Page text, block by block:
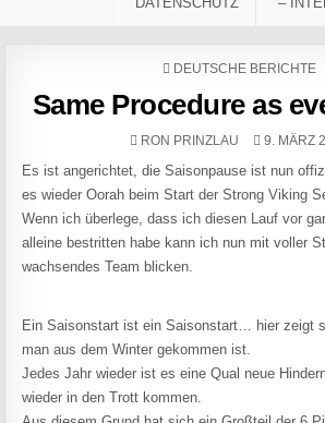
POSTED IN
DEUTSCHE BERICHTE
Same Procedure as
AUTHOR:
RON PRINZLAU 9. MÄRZ
Es ist angerichtet, die Saisonpause ist nun
es wieder Oorah beim Start der Strong Viking
Wenn ich überlege, dass ich diesen Lauf vor
alleine bestritten habe kann ich nun mit voller
wachsendes Team blicken.
Ein Saisonstart ist ein Saisonstart… hier zeigt
man aus dem Winter gekommen ist.
Jedes Jahr wieder ist es eine Qual neue
wieder in den Trott kommen.